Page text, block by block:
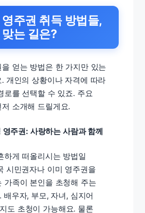
주권 취득 방법들,
는 길은?
얻는 방법은 한 가지만 있는
개인의 상황이나 자격에 따라
로를 선택할 수 있죠. 주요
소개해 드릴게요.
영주권: 사랑하는 사람과 함께
하게 떠올리시는 방법일
시민권자나 이미 영주권을
가족이 본인을 초청해 주는
배우자, 부모, 자녀, 심지어
도 초청이 가능해요. 물론